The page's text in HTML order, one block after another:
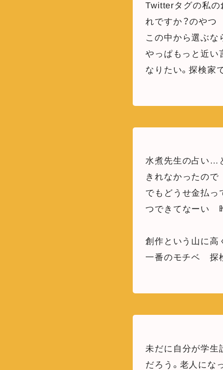
Twitterタグの私の
れですか？のやつ
この中から選ぶな
やっぱもっと近い
なりたい。探検家
水煮先生の占い…
きれなかったので
でもどうせ金払
つできてなーい
創作という山に高
一番のモチベ 探
未だに自分が学生
だろう。老人にな